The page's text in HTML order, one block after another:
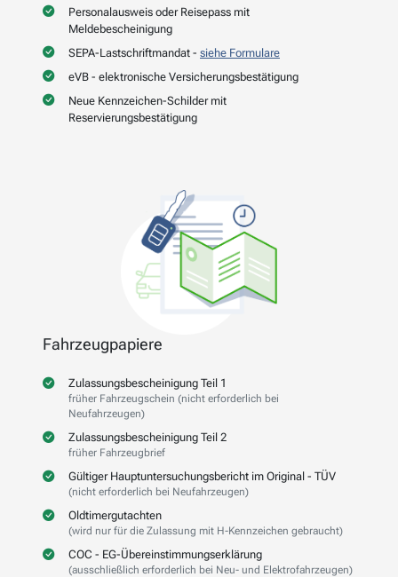
Personalausweis oder Reisepass mit
Meldebescheinigung
SEPA-Lastschriftmandat - siehe Formulare
eVB - elektronische Versicherungsbestätigung
Neue Kennzeichen-Schilder mit
Reservierungsbestätigung
Fahrzeugpapiere
Zulassungsbescheinigung Teil 1
früher Fahrzeugschein (nicht erforderlich bei
Neufahrzeugen)
Zulassungsbescheinigung Teil 2
früher Fahrzeugbrief
Gültiger Hauptuntersuchungsbericht im Original - TÜV
(nicht erforderlich bei Neufahrzeugen)
Oldtimergutachten
(wird nur für die Zulassung mit H-Kennzeichen gebraucht)
COC - EG-Übereinstimmungserklärung
(ausschließlich erforderlich bei Neu- und Elektrofahrzeugen)